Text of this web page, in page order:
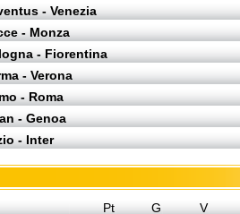
- Venezia
- Monza
- Fiorentina
- Verona
- Roma
- Genoa
- Inter
Pt G
V